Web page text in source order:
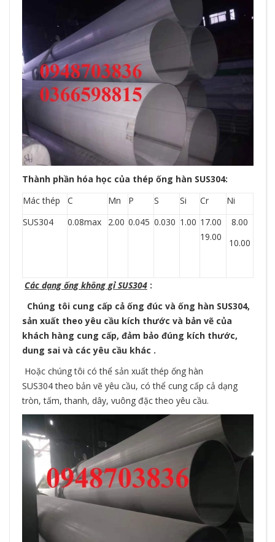
Thành phần hóa học của thép ống hàn SUS304:
Mác thép
C Mn P S Si Cr
Ni
SUS304
0.08max 2.00 0.045 0.030 1.00 17.00
19.00
8.00
10.00
Các dạng ống không gỉ SUS304 :
Chúng tôi cung cấp cả ống đúc và ống hàn SUS304,
sản xuất theo yêu cầu kích thước và bản vẽ của
khách hàng cung cấp, đảm bảo đúng kích thước,
dung sai và các yêu cầu khác .
Hoặc chúng tôi có thể sản xuất thép ống hàn
SUS304 theo bản vẽ yêu cầu, có thể cung cấp cả dạng
tròn, tấm, thanh, dây, vuông đặc theo yêu cầu.